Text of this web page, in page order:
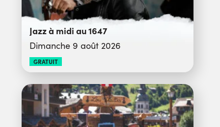
Jazz à midi au 1647
Dimanche 9 août 2026
GRATUIT